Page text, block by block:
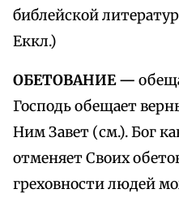
библейской
Еккл.)
ОБЕТОВАНИЕ —
Господь обещает
Ним Завет (см.). Бог
отменяет Своих
греховности людей